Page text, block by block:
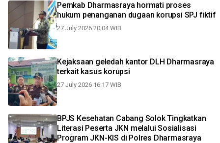
Pemkab Dharmasraya hormati proses
hukum penanganan dugaan korupsi SPJ fiktif
27 July 2026 20:04 WIB
Kejaksaan geledah kantor DLH Dharmasraya
terkait kasus korupsi
27 July 2026 16:17 WIB
BPJS Kesehatan Cabang Solok Tingkatkan
Literasi Peserta JKN melalui Sosialisasi
Program JKN-KIS di Polres Dharmasraya